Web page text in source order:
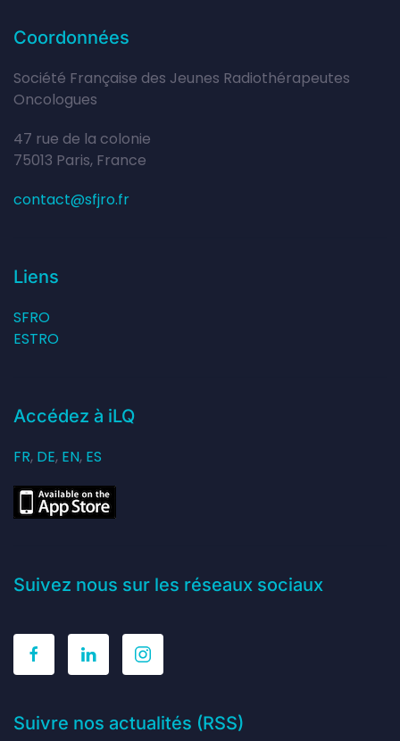
Coordonnées
Société Française des Jeunes Radiothérapeutes
Oncologues
47 rue de la colonie
75013 Paris, France
contact@sfjro.fr
Liens
SFRO
ESTRO
Accédez à iLQ
FR, DE, EN, ES
Suivez nous sur les réseaux sociaux
Suivre nos actualités (RSS)